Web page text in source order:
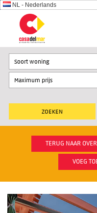
NL - Nederlands
Soort woning
TERUG NAAR
VOEG